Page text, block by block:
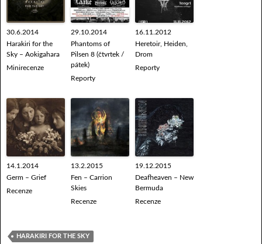
30.6.2014
Harakiri for the
Sky – Aokigahara
Minirecenze
29.10.2014
Phantoms of
Pilsen 8 (čtvrtek /
pátek)
Reporty
16.11.2012
Heretoir, Heiden,
Drom
Reporty
14.1.2014
Germ – Grief
Recenze
13.2.2015
Fen – Carrion
Skies
Recenze
19.12.2015
Deafheaven – New
Bermuda
Recenze
HARAKIRI FOR THE SKY